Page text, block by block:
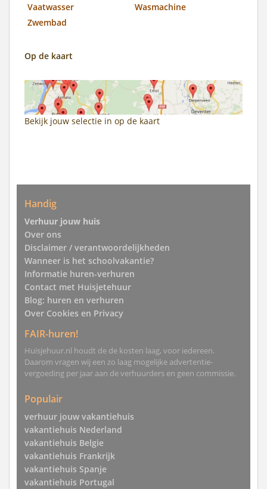
Vaatwasser
Wasmachine
Zwembad
Op de kaart
Bekijk jouw selectie in op de kaart
Handig
Verhuur jouw huis
Over ons
Disclaimer / verantwoordelijkheden
Wanneer is het schoolvakantie?
Informatie huren-verhuren
Contact met Huisjetehuur
Blog: huren en verhuren
Over Cookies en Privacy
FAIR-huren!
Huisjehuur.nl houdt de de kosten laag, voor iedereen.
Daarom vragen wij een zo laag mogelijke advertentie-
vergoeding per jaar aan de verhuurders en geen commissie.
Populair
verhuur jouw vakantiehuis
vakantiehuis Nederland
vakantiehuis Belgie
vakantiehuis Frankrijk
vakantiehuis Spanje
vakantiehuis Portugal